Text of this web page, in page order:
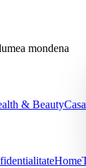
mondena
& Beauty
Home